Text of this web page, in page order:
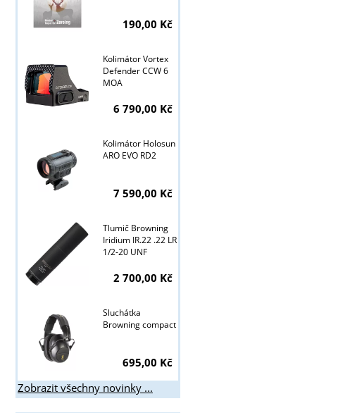
190,00 Kč
Kolimátor Vortex
Defender CCW 6
MOA
6 790,00 Kč
Kolimátor Holosun
ARO EVO RD2
7 590,00 Kč
Tlumič Browning
Iridium IR.22 .22 LR
1/2-20 UNF
2 700,00 Kč
Sluchátka
Browning compact
695,00 Kč
Zobrazit všechny novinky ...